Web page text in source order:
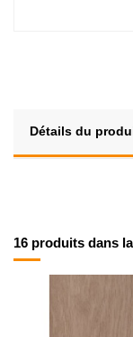
Détails du
16 produits dans